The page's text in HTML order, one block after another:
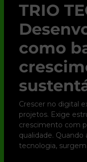
TRIO
como
Crescer no digital
projetos. Exige
crescimento com
qualidade.
tecnologia, surgem